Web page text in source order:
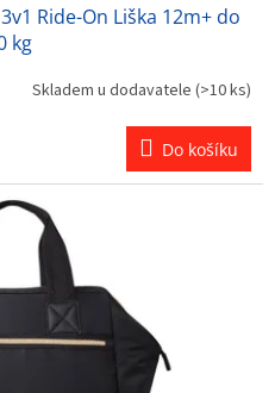
Ride-On Liška 12m+ do
kg
Skladem u dodavatele (>10 ks)
Do košíku